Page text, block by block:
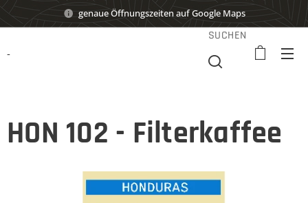
genaue Öffnungszeiten auf Google Maps
-
SUCHEN
HON 102 - Filterkaffee